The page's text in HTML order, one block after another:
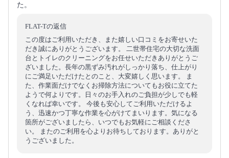
た。
FLAT-Tの返信
この度はご利用いただき、また嬉しい口コミをお寄せいた
だき誠にありがとうございます。 二世帯住宅の大切な洗面
台とトイレのクリーニングをお任せいただきありがとうご
ざいました。長年の黒ずみ汚れがしっかり落ち、仕上がり
にご満足いただけたとのこと、大変嬉しく思います。 ま
た、作業面だけでなくお掃除方法についてもお役に立てた
ようで何よりです。日々のお手入れのご負担が少しでも軽
くなれば幸いです。 今後も安心してご利用いただけるよ
う、迅速かつ丁寧な作業を心がけてまいります。気になる
箇所がございましたら、いつでもお気軽にご相談くださ
い。 またのご利用を心よりお待ちしております。ありがと
うございました。